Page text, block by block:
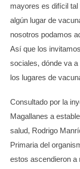
mayores es difícil
algún lugar de
nosotros podamos
Así que los
sociales, dónde va
los lugares de
Consultado por la
Magallanes a
salud, Rodrigo
Primaria del
estos ascendieron a